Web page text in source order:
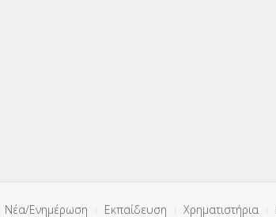
Νέα/Ενημέρωση Εκπαίδευση Χρηματιστήρια